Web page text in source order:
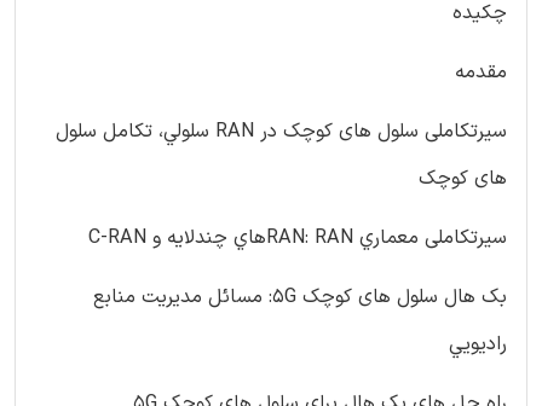
چکيده
مقدمه
سيرتکاملی سلول های کوچک در RAN سلولي، تکامل سلول
های کوچک
سيرتکاملی معماري RAN: RANهاي چندلايه و C-RAN
بک هال سلول های کوچک 5G: مسائل مديريت منابع
راديويي